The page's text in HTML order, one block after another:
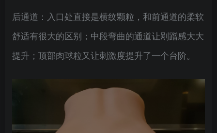
后通道：入口处直接是横纹颗粒，和前通道的柔软
舒适有很大的区别；中段弯曲的通道让剐蹭感大大
提升；顶部肉球粒又让刺激度提升了一个台阶。